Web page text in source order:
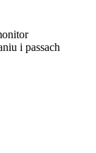
i passach